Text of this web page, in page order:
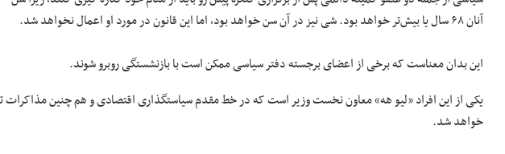
آنان ۶۸ سال یا بیش‌تر خواهد بود. شی نیز در آن سن خواهد بود، اما این قانون در مورد او اعمال نخواهد شد.
این بدان معناست که برخی از اعضای برجسته دفتر سیاسی ممکن است با بازنشستگی روبرو شوند.
خواهد شد.